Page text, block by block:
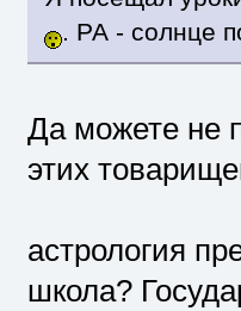
. РА - солнце
Да можете не
этих
астрология
школа?